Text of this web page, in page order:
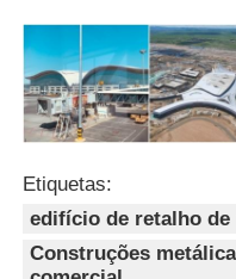
Estrutura de aço
Edifício Público de
Estrutura do aço
Estrutura de aço
Etiquetas:
edifício de retalho de
Construções